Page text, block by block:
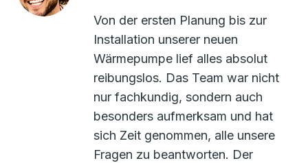
Von der ersten Planung bis zur
Installation unserer neuen
Wärmepumpe lief alles absolut
reibungslos. Das Team war nicht
nur fachkundig, sondern auch
besonders aufmerksam und hat
sich Zeit genommen, alle unsere
Fragen zu beantworten. Der